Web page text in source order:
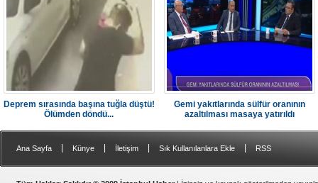
Deprem sırasında başına tuğla düştü!
Ölümden döndü...
Gemi yakıtlarında sülfür oranının
azaltılması masaya yatırıldı
Ana Sayfa Künye İletişim Sık Kullanılanlara Ekle RSS